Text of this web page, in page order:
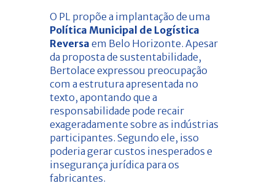
O PL propõe a implantação de uma
Política Municipal de Logística
Reversa em Belo Horizonte. Apesar
da proposta de sustentabilidade,
Bertolace expressou preocupação
com a estrutura apresentada no
texto, apontando que a
responsabilidade pode recair
exageradamente sobre as indústrias
participantes. Segundo ele, isso
poderia gerar custos inesperados e
insegurança jurídica para os
fabricantes.